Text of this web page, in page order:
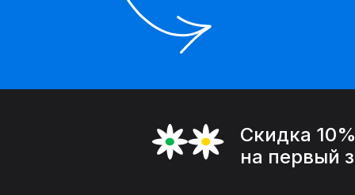
Скидка 10%
на первый